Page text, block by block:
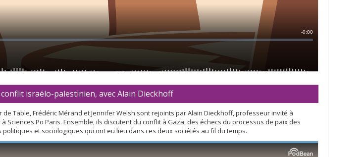
israélo-palestinien, avec Alain Dieckhoff
Table, Frédéric Mérand et Jennifer Welsh sont rejoints par Alain Dieckhoff, professeur invité à
Sciences Po Paris. Ensemble, ils discutent du conflit à Gaza, des échecs du processus de paix des
politiques et sociologiques qui ont eu lieu dans ces deux sociétés au fil du temps.